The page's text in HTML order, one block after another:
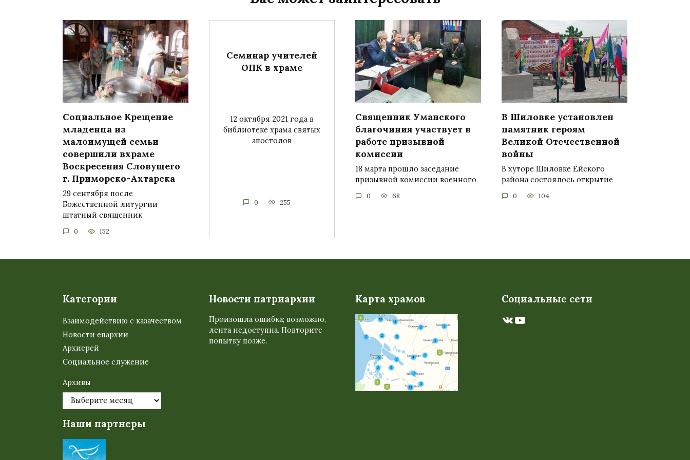
Социальное Крещение
младенца из
малоимущей семьи
совершили вхраме
Воскресения Словущего
г. Приморско-Ахтарска
29 сентября после
Божественной литургии
штатный священник
0 152
Семинар учителей
ОПК в храме
12 октября 2021 года в
библиотеке храма святых
апостолов
0 255
Священник Уманского
благочиния участвует в
работе призывной
комиссии
18 марта прошло заседание
призывной комиссии военного
0 68
В Шиловке установлен
памятник героям
Великой Отечественной
войны
В хуторе Шиловке Ейского
района состоялось открытие
0 104
Категории
Взаимодействию с казачеством
Новости епархии
Архиерей
Социальное служение
Архивы
Наши партнеры
Новости патриархии
Произошла ошибка; возможно,
лента недоступна. Повторите
попытку позже.
Карта храмов Социальные сети
ВКонтакте
YouTube